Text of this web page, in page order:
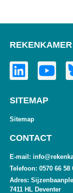
SITEMAP
Sitemap
CONTACT
E-mail:
Telefoon: 0570 66 58
Adres:
7411 HL Deventer